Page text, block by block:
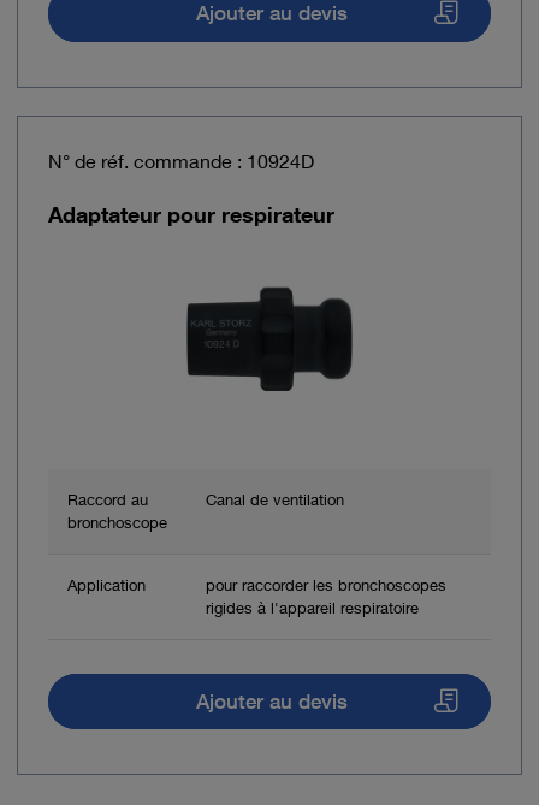
Ajouter au devis
N° de réf. commande : 10924D
Adaptateur pour respirateur
Raccord au
bronchoscope
Canal de ventilation
Application
pour raccorder les bronchoscopes
rigides à l'appareil respiratoire
Ajouter au devis